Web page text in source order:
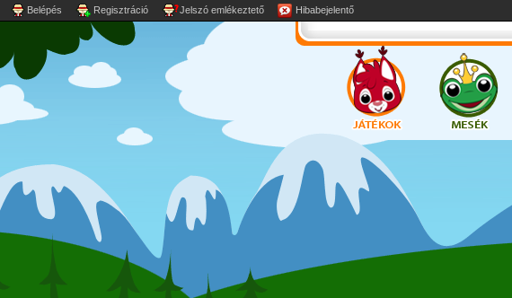
Belépés Regisztráció Jelszó emlékeztető Hibabejelentő